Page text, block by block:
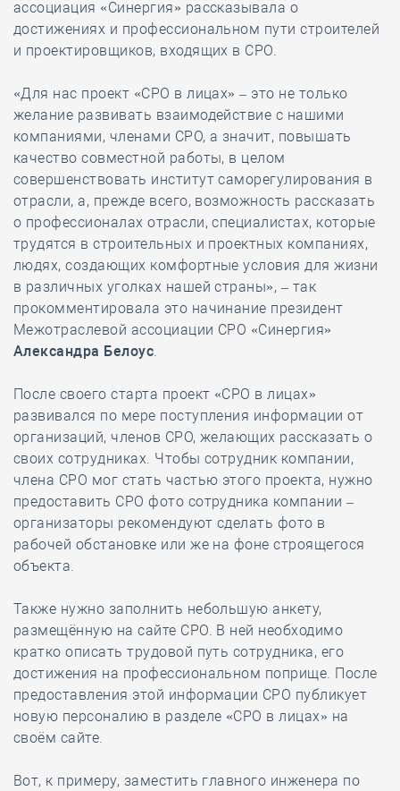
ассоциация «Синергия» рассказывала о
достижениях и профессиональном пути строителей
и проектировщиков, входящих в СРО.
«Для нас проект «СРО в лицах» – это не только
желание развивать взаимодействие с нашими
компаниями, членами СРО, а значит, повышать
качество совместной работы, в целом
совершенствовать институт саморегулирования в
отрасли, а, прежде всего, возможность рассказать
о профессионалах отрасли, специалистах, которые
трудятся в строительных и проектных компаниях,
людях, создающих комфортные условия для жизни
в различных уголках нашей страны», – так
прокомментировала это начинание президент
Межотраслевой ассоциации СРО «Синергия»
Александра Белоус.
После своего старта проект «СРО в лицах»
развивался по мере поступления информации от
организаций, членов СРО, желающих рассказать о
своих сотрудниках. Чтобы сотрудник компании,
члена СРО мог стать частью этого проекта, нужно
предоставить СРО фото сотрудника компании –
организаторы рекомендуют сделать фото в
рабочей обстановке или же на фоне строящегося
объекта.
Также нужно заполнить небольшую анкету,
размещённую на сайте СРО. В ней необходимо
кратко описать трудовой путь сотрудника, его
достижения на профессиональном поприще. После
предоставления этой информации СРО публикует
новую персоналию в разделе «СРО в лицах» на
своём сайте.
Вот, к примеру, заместить главного инженера по